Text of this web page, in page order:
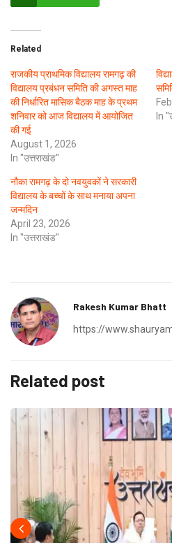
Related
राजकीय प्राथमिक विद्यालय रामगढ़ की
विद्यालय प्रबंधन समिति की अगस्त माह
की निर्धारित मासिक बैठक माह के प्रथम
शनिवार को आज विद्यालय में आयोजित
की गई
August 1, 2026
In "उत्तराखंड"
In
नौका रामगढ़ के दो नवयुवकों ने सरकारी
विद्यालय के बच्चों के साथ मनाया अपना
जन्मदिन
April 23, 2026
In "उत्तराखंड"
Rakesh Kumar Bhatt
https://
Related post